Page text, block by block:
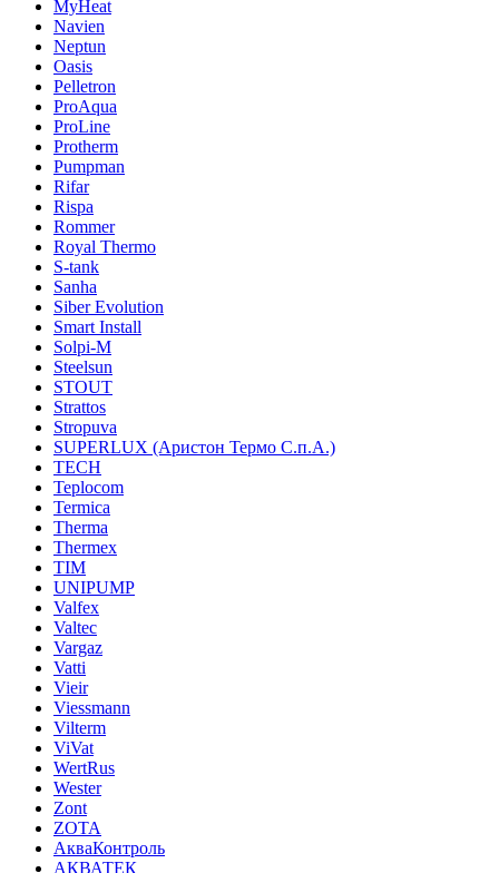
MyHeat
Navien
Neptun
Oasis
Pelletron
ProAqua
ProLine
Protherm
Pumpman
Rifar
Rispa
Rommer
Royal Thermo
S-tank
Sanha
Siber Evolution
Smart Install
Solpi-M
Steelsun
STOUT
Strattos
Stropuva
SUPERLUX (Аристон Термо С.п.А.)
TECH
Teplocom
Termica
Therma
Thermex
TIM
UNIPUMP
Valfex
Valtec
Vargaz
Vatti
Vieir
Viessmann
Vilterm
ViVat
WertRus
Wester
Zont
ZOTA
АкваКонтроль
АКВАТЕК